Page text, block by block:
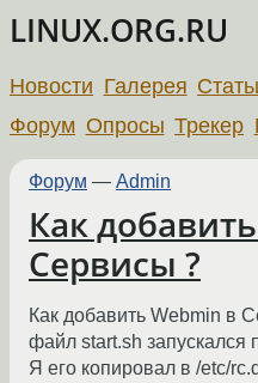
LINUX.ORG.RU
Новости Галерея
Форум Опросы Трекер
Форум — Admin
Как
Сервисы ?
Как добавить Webmin в
файл start.sh запускался
Я его копировал в /etc/